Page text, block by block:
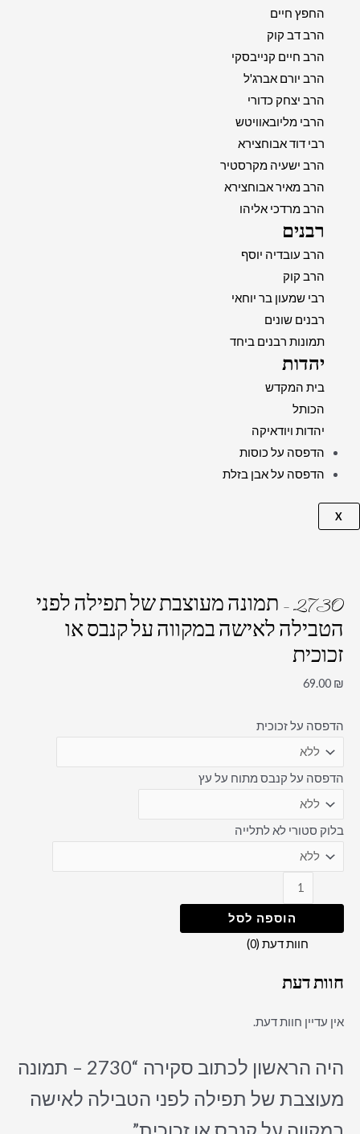
החפץ חיים
הרב דב קוק
הרב חיים קנייבסקי
הרב יורם אברג'ל
הרב יצחק כדורי
הרבי מליובאוויטש
רבי דוד אבוחצירא
הרב ישעיה מקרסטיר
הרב מאיר אבוחצירא
הרב מרדכי אליהו
רבנים
הרב עובדיה יוסף
הרב קוק
רבי שמעון בר יוחאי
רבנים שונים
תמונות רבנים ביחד
יהדות
בית המקדש
הכותל
יהדות ויודאיקה
הדפסה על כוסות
הדפסה על אבן בזלת
X
2730 – תמונה מעוצבת של תפילה לפני
הטבילה לאישה במקווה על קנבס או
זכוכית
69.00 ₪
הדפסה על זכוכית
הדפסה על קנבס מתוח על עץ
בלוק סטורי לא לתלייה
הוספה לסל
חוות דעת (0)
חוות דעת
אין עדיין חוות דעת.
היה הראשון לכתוב סקירה “2730 – תמונה
מעוצבת של תפילה לפני הטבילה לאישה